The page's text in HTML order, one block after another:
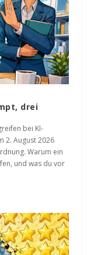
drei
bei KI-
2. August 2026
Warum ein
und was du vor